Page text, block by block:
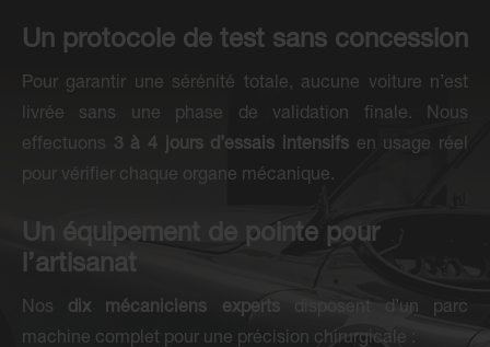
Un protocole de test sans concession
Pour garantir une sérénité totale, aucune voiture n’est
livrée sans une phase de validation finale. Nous
effectuons 3 à 4 jours d’essais intensifs en usage réel
pour vérifier chaque organe mécanique.
Un équipement de pointe pour
l’artisanat
Nos dix mécaniciens experts
disposent d’un parc
machine complet pour une précision chirurgicale :